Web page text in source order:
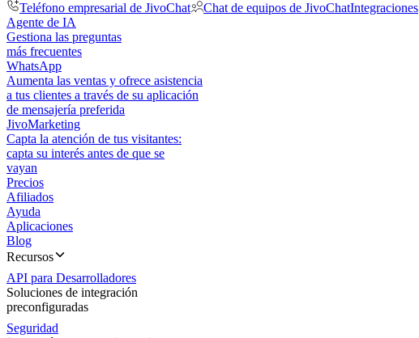
Teléfono empresarial de JivoChat
Chat de equipos de JivoChatIntegraciones
Agente de IA
Gestiona las preguntas
más frecuentes
WhatsApp
Aumenta las ventas y ofrece asistencia
a tus clientes a través de su aplicación
de mensajería preferida
JivoMarketing
Capta la atención de tus visitantes:
capta su interés antes de que se
vayan
Precios
Afiliados
Ayuda
Aplicaciones
Blog
Recursos
API para Desarrolladores
Soluciones de integración
preconfiguradas
Seguridad